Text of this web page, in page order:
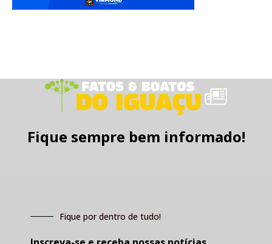
Fique sempre bem informado!
Fique por dentro de tudo!